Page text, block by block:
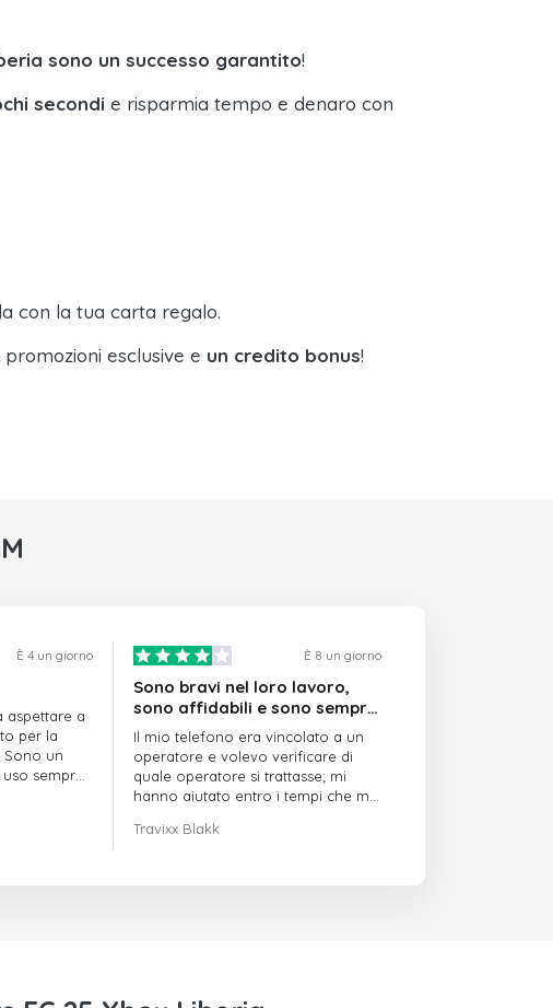
sono un successo garantito!
secondi e risparmia tempo e denaro con
con la tua carta regalo.
esclusive e un credito bonus!
È 4 un giorno
aspettare a
per la
Sono un
sempre
È 8 un giorno
Sono bravi nel loro lavoro,
sono affidabili e sono sempre
puntuali
Il mio telefono era vincolato a un
operatore e volevo verificare di
quale operatore si trattasse; mi
hanno aiutato entro i tempi che mi
Travixx Blakk